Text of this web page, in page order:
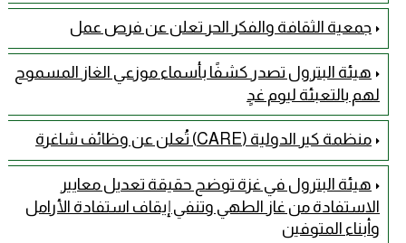
جمعية الثقافة والفكر الحر تعلن عن فرص عمل
هيئة البترول تصدر كشفًا بأسماء موزعي الغاز المسموح
لهم بالتعبئة ليوم غدٍ
منظمة كير الدولية (CARE) تُعلن عن وظائف شاغرة
هيئة البترول في غزة توضح حقيقة تعديل معايير
الاستفادة من غاز الطهي وتنفي إيقاف استفادة الأرامل
وأبناء المتوفين